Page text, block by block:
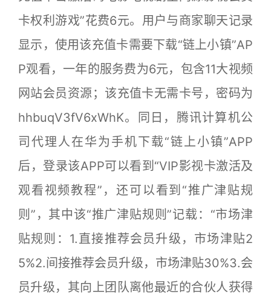
卡权利游戏”花费6元。用户与商家聊天记录
显示，使用该充值卡需要下载“链上小镇”AP
P观看，一年的服务费为6元，包含11大视频
网站会员资源；该充值卡无需卡号，密码为
hhbuqV3fV6xWhK。同日，腾讯计算机公
司代理人在华为手机下载“链上小镇”APP
后，登录该APP可以看到“VIP影视卡激活及
观看视频教程”，还可以看到“推广津贴规
则”，其中该“推广津贴规则”记载：“市场津
贴规则：1.直接推荐会员升级，市场津贴2
5%2.间接推荐会员升级，市场津贴30%3.会
员升级，其向上团队离他最近的合伙人获得